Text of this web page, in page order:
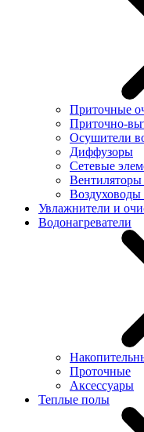
Приточные
Приточно-
Осушители
Диффузоры
Сетевые
Воздуховоды
Увлажнители и
Водонагреватели
Проточные
Аксессуары
Теплые полы